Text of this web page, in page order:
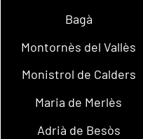
Bagà
Montornès del Vallès
Monistrol de Calders
Maria de Merlès
Adrià de Besòs